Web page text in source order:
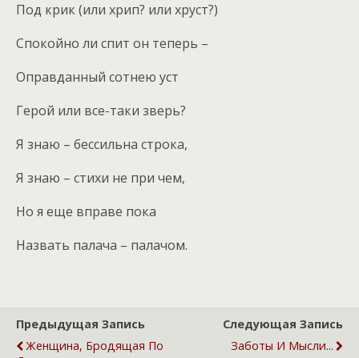
Под крик (или хрип? или хруст?)
Спокойно ли спит он теперь –
Оправданный сотнею уст
Герой или все-таки зверь?
Я знаю – бессильна строка,
Я знаю – стихи не при чем,
Но я еще вправе пока
Назвать палача – палачом.
Предыдущая Запись
Женщина, Бродящая По
Следующая Запись
Заботы И Мысли...